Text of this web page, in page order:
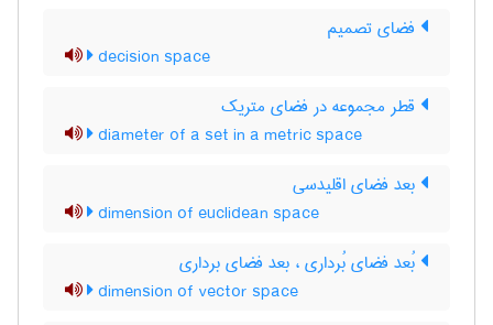
فضای تصمیم
decision space
قطر مجموعه در فضای متریک
diameter of a set in a metric space
بعد فضای اقلیدسی
dimension of euclidean space
بُعد فضای بُرداری ، بعد فضای برداری
dimension of vector space